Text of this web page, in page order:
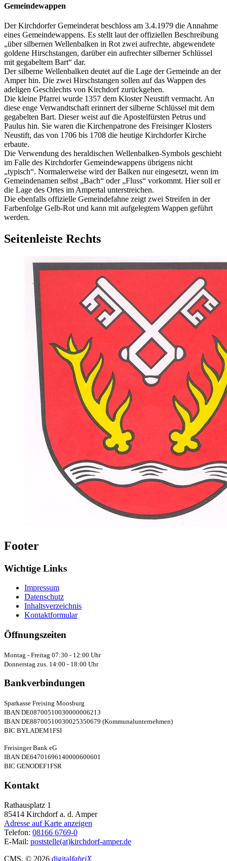
Gemeindewappen
Der Kirchdorfer Gemeinderat beschloss am 3.4.1979 die Annahme
eines Gemeindewappens. Es stellt laut der offiziellen Beschreibung
„über silbernen Wellenbalken in Rot zwei aufrechte, abgewendete
goldene Hirschstangen, darüber ein aufrechter silberner Schlüssel
mit gegabeltem Bart“ dar.
Der silberne Wellenbalken deutet auf die Lage der Gemeinde an der
Amper hin. Die zwei Hirschstangen sollen auf das Wappen des
adeligen Geschlechts von Kirchdorf zurückgehen.
Die kleine Pfarrei wurde 1357 dem Kloster Neustift vermacht. An
diese enge Verwandtschaft erinnert der silberne Schlüssel mit dem
gegabelten Bart. Dieser weist auf die Apostelfürsten Petrus und
Paulus hin. Sie waren die Kirchenpatrone des Freisinger Klosters
Neustift, das von 1706 bis 1708 die heutige Kirchdorfer Kirche
erbaute.
Die Verwendung des heraldischen Wellenbalken-Symbols geschieht
im Falle des Kirchdorfer Gemeindewappens übrigens nicht
„typisch“. Normalerweise wird der Balken nur eingesetzt, wenn im
Gemeindenamen selbst „Bach“ oder „Fluss“ vorkommt. Hier soll er
die Lage des Ortes im Ampertal unterstreichen.
Die ebenfalls offizielle Gemeindefahne zeigt zwei Streifen in der
Farbenfolge Gelb-Rot und kann mit aufgelegtem Wappen geführt
werden.
Seitenleiste Rechts
Footer
Wichtige Links
Impressum
Datenschutz
Inhaltsverzeichnis
Kontaktformular
Öffnungszeiten
Montag - Freitag 07:30 - 12:00 Uhr
Donnerstag zus. 14:00 - 18:00 Uhr
Bankverbindungen
Sparkasse Freising Moosburg
IBAN DE08700510030000006213
IBAN DE88700510030025350679 (Kommunalunternehmen)
BIC BYLADEM1FSI
Freisinger Bank eG
IBAN DE64701696140000600601
BIC GENODEF1FSR
Kontakt
Rathausplatz 1
85414 Kirchdorf a. d. Amper
Adresse auf Karte anzeigen
Telefon: 08166 6769-0
E-Mail: poststelle(at)kirchdorf-amper.de
CMS, © 2026 digitalfabriX